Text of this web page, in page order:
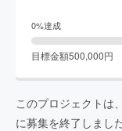
0%達成
目標金額500,000円
このプロジェクトは、
に募集を終了しまし